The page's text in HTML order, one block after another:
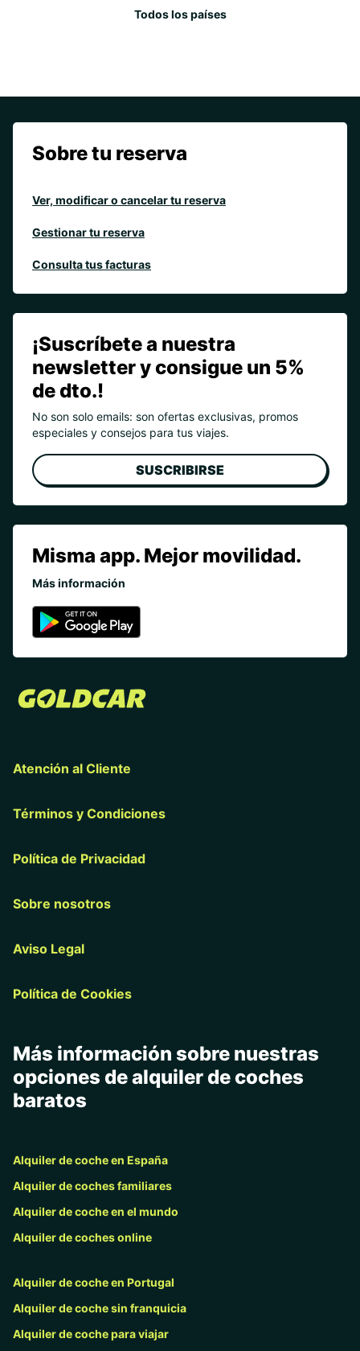
Todos los países
Sobre tu reserva
Ver, modificar o cancelar tu reserva
Gestionar tu reserva
Consulta tus facturas
¡Suscríbete a nuestra
newsletter y consigue un 5%
de dto.!
No son solo emails: son ofertas exclusivas, promos
especiales y consejos para tus viajes.
SUSCRIBIRSE
Misma app. Mejor movilidad.
Más información
Atención al Cliente
Términos y Condiciones
Política de Privacidad
Sobre nosotros
Aviso Legal
Política de Cookies
Más información sobre nuestras
opciones de alquiler de coches
baratos
Alquiler de coche en España
Alquiler de coches familiares
Alquiler de coche en el mundo
Alquiler de coches online
Alquiler de coche en Portugal
Alquiler de coche sin franquicia
Alquiler de coche para viajar